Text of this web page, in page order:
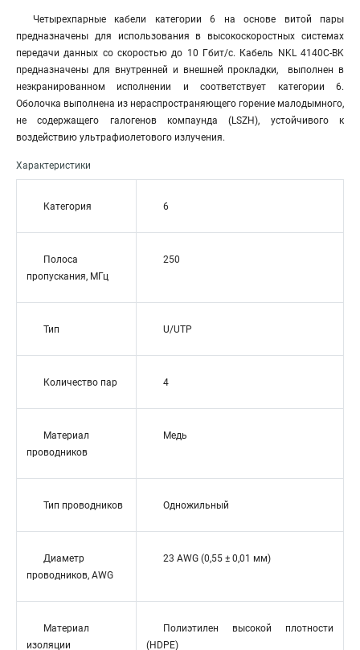
Четырехпарные кабели категории 6 на основе витой пары
предназначены для использования в высокоскоростных системах
передачи данных со скоростью до 10 Гбит/c. Кабель NKL 4140C-BK
предназначены для внутренней и внешней прокладки, выполнен в
неэкранированном исполнении и соответствует категории 6.
Оболочка выполнена из нераспространяющего горение малодымного,
не содержащего галогенов компаунда (LSZH), устойчивого к
воздействию ультрафиолетового излучения.
Характеристики
Категория 6
Полоса
пропускания, МГц
250
Тип U/UTP
Количество пар 4
Материал
проводников
Медь
Тип проводников Одножильный
Диаметр
проводников, AWG
23 AWG (0,55 ± 0,01 мм)
Материал
изоляции
Полиэтилен высокой плотности
(HDPE)